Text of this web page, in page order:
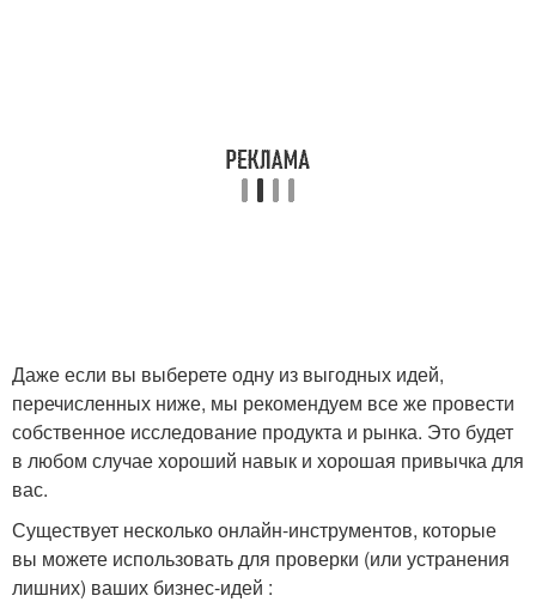
Даже если вы выберете одну из выгодных идей,
перечисленных ниже, мы рекомендуем все же провести
собственное исследование продукта и рынка. Это будет
в любом случае хороший навык и хорошая привычка для
вас.
Существует несколько онлайн-инструментов, которые
вы можете использовать для проверки (или устранения
лишних) ваших бизнес-идей :